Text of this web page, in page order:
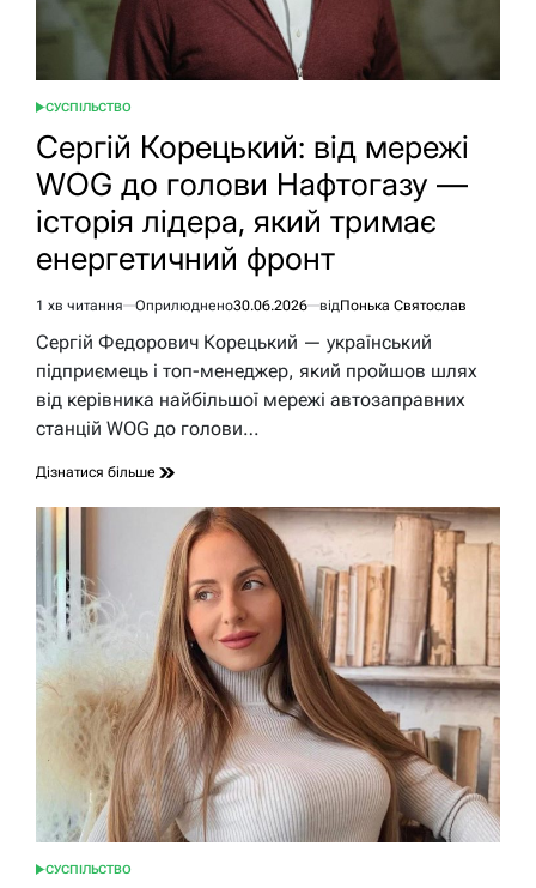
ОПУБЛІКУВАТИ
СУСПІЛЬСТВО
Сергій Корецький: від мережі
WOG до голови Нафтогазу —
історія лідера, який тримає
енергетичний фронт
Орієнтовний
час
читання
1 хв читання Оприлюднено30.06.2026 відПонька Святослав
Сергій Федорович Корецький — український
підприємець і топ-менеджер, який пройшов шлях
від керівника найбільшої мережі автозаправних
станцій WOG до голови…
Дізнатися більше
ОПУБЛІКУВАТИ
СУСПІЛЬСТВО